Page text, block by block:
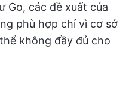
Go, các đề xuất của
phù hợp chỉ vì cơ sở
không đầy đủ cho